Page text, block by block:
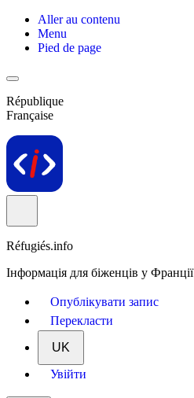
Aller au contenu
Menu
Pied de page
République
Française
Réfugiés.info
Інформація для біженців у Франції
Опублікувати запис
Перекласти
UK
Увійти